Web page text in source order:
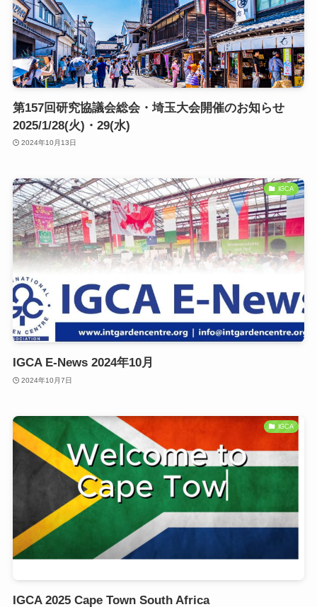
第157回研究協議会総会・埼玉大会開催のお知らせ
2025/1/28(火)・29(水)
2024年10月13日
IGCA
IGCA E-News 2024年10月
2024年10月7日
IGCA
IGCA 2025 Cape Town South Africa